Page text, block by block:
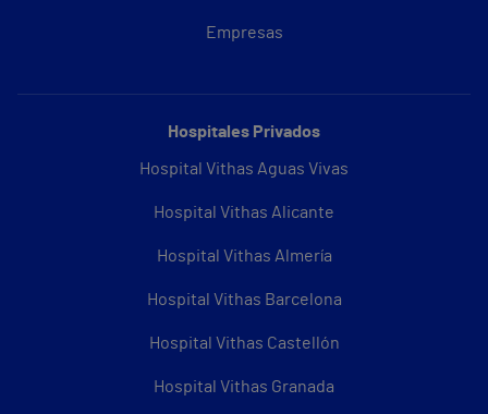
Empresas
Hospitales Privados
Hospital Vithas Aguas Vivas
Hospital Vithas Alicante
Hospital Vithas Almería
Hospital Vithas Barcelona
Hospital Vithas Castellón
Hospital Vithas Granada